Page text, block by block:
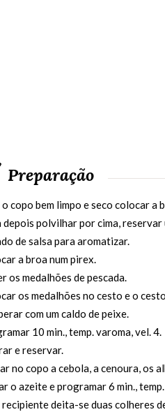
Preparação
o copo bem limpo e seco colocar
depois polvilhar por cima, reservar
de salsa para aromatizar.
a broa num pirex.
os medalhões de pescada.
os medalhões no cesto e o
com um caldo de peixe.
10 min., temp. varoma, vel. 4.
e reservar.
no copo a cebola, a cenoura, os
o azeite e programar 6 min.,
recipiente deita-se duas colheres